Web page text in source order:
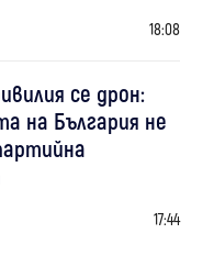
18:08
се дрон:
на България не
17:44